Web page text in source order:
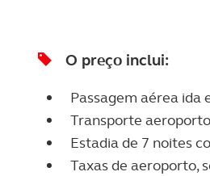
O preço inclui:
Passagem aérea ida
Transporte
Estadia de 7 noites
Taxas de aeroporto,